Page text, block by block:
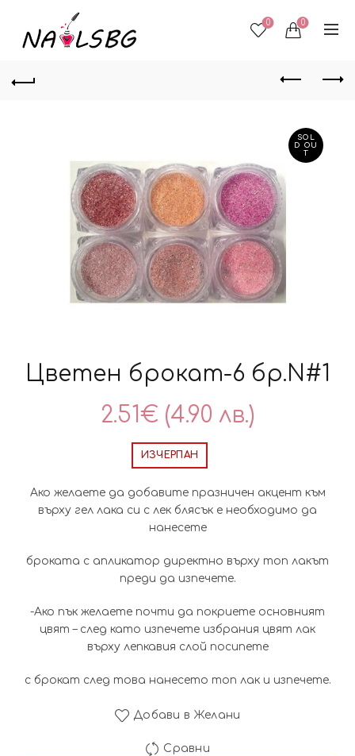
0 0
SOL
D OU
T
Цветен брокат-6 бр.N#1
2.51€ (4.90 лв.)
ИЗЧЕРПАН
Ако желаете да добавите празничен акцент към
върху гел лака си с лек блясък е необходимо да
нанесете
броката с апликатор директно върху топ лакът
преди да изпечете.
-Ако пък желаете почти да покриете основният
цвят – след като изпечете избрания цвят лак
върху лепкавия слой посипете
с брокат след това нанесето топ лак и изпечете.
Добави в Желани
Сравни